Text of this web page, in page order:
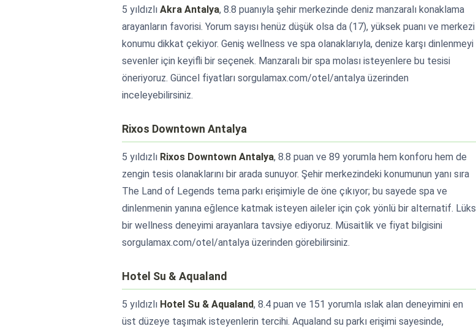
5 yıldızlı Akra Antalya, 8.8 puanıyla şehir merkezinde deniz manzaralı konaklama
arayanların favorisi. Yorum sayısı henüz düşük olsa da (17), yüksek puanı ve merkezi
konumu dikkat çekiyor. Geniş wellness ve spa olanaklarıyla, denize karşı dinlenmeyi
sevenler için keyifli bir seçenek. Manzaralı bir spa molası isteyenlere bu tesisi
öneriyoruz. Güncel fiyatları sorgulamax.com/otel/antalya üzerinden
inceleyebilirsiniz.
Rixos Downtown Antalya
5 yıldızlı Rixos Downtown Antalya, 8.8 puan ve 89 yorumla hem konforu hem de
zengin tesis olanaklarını bir arada sunuyor. Şehir merkezindeki konumunun yanı sıra
The Land of Legends tema parkı erişimiyle de öne çıkıyor; bu sayede spa ve
dinlenmenin yanına eğlence katmak isteyen aileler için çok yönlü bir alternatif. Lüks
bir wellness deneyimi arayanlara tavsiye ediyoruz. Müsaitlik ve fiyat bilgisini
sorgulamax.com/otel/antalya üzerinden görebilirsiniz.
Hotel Su & Aqualand
5 yıldızlı Hotel Su & Aqualand, 8.4 puan ve 151 yorumla ıslak alan deneyimini en
üst düzeye taşımak isteyenlerin tercihi. Aqualand su parkı erişimi sayesinde,